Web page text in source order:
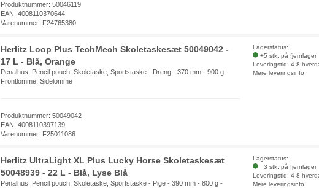
Produktnummer: 50046119
EAN: 4008110370644
Varenummer: F24765380
Herlitz Loop Plus TechMech Skoletaskesæt 50049042 -
17 L - Blå, Orange
Penalhus, Pencil pouch, Skoletaske, Sportstaske - Dreng - 370 mm - 900 g -
Frontlomme, Sidelomme
Produktnummer: 50049042
EAN: 4008110397139
Varenummer: F25011086
Lagerstatus:
+5 stk. på fjernlager
Leveringstid: 4-8
Mere leveringsinfo
Herlitz UltraLight XL Plus Lucky Horse Skoletaskesæt
50048939 - 22 L - Blå, Lyse Blå
Penalhus, Pencil pouch, Skoletaske, Sportstaske - Pige - 390 mm - 800 g -
Lagerstatus:
3 stk. på fjernlager
Leveringstid: 4-8
Mere leveringsinfo